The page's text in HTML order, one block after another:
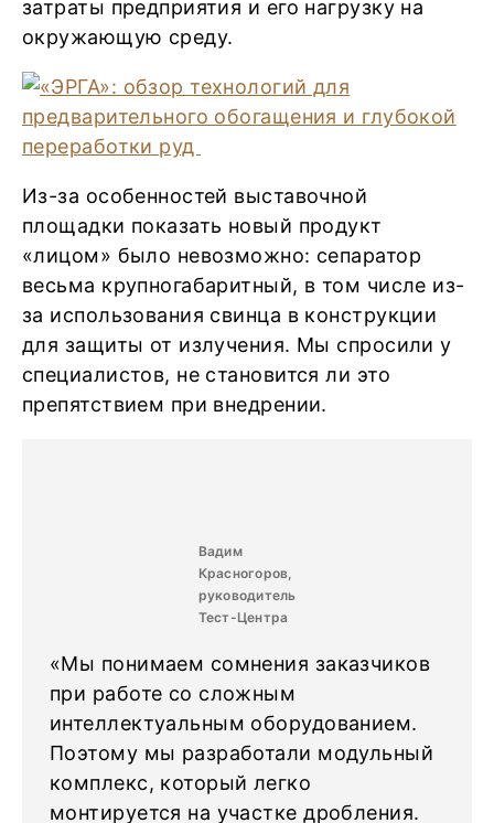
затраты предприятия и его нагрузку на
окружающую среду.
Из-за особенностей выставочной
площадки показать новый продукт
«лицом» было невозможно: сепаратор
весьма крупногабаритный, в том числе из-
за использования свинца в конструкции
для защиты от излучения. Мы спросили у
специалистов, не становится ли это
препятствием при внедрении.
Вадим
Красногоров,
руководитель
Тест-Центра
«Мы понимаем сомнения заказчиков
при работе со сложным
интеллектуальным оборудованием.
Поэтому мы разработали модульный
комплекс, который легко
монтируется на участке дробления.